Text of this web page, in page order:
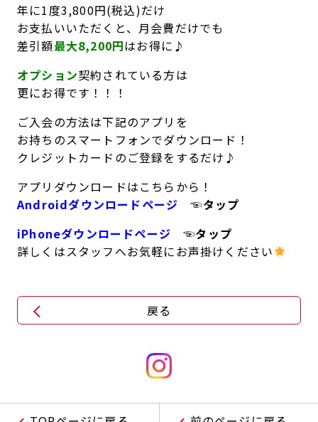
年に1度3,800円(税込)だけ
お支払いいただくと、月会費だけでも
差引額最大8,200円はお得に♪
オプション契約されている方は
更にお得です！！！
ご入会の方法は下記のアプリを
お持ちのスマートフォンでダウンロード！
クレジットカードのご登録をするだけ♪
アプリダウンロードはこちらから！
Androidダウンロードページ ☜タップ
iPhoneダウンロードページ ☜タップ
詳しくはスタッフへお気軽にお声掛けください
戻る